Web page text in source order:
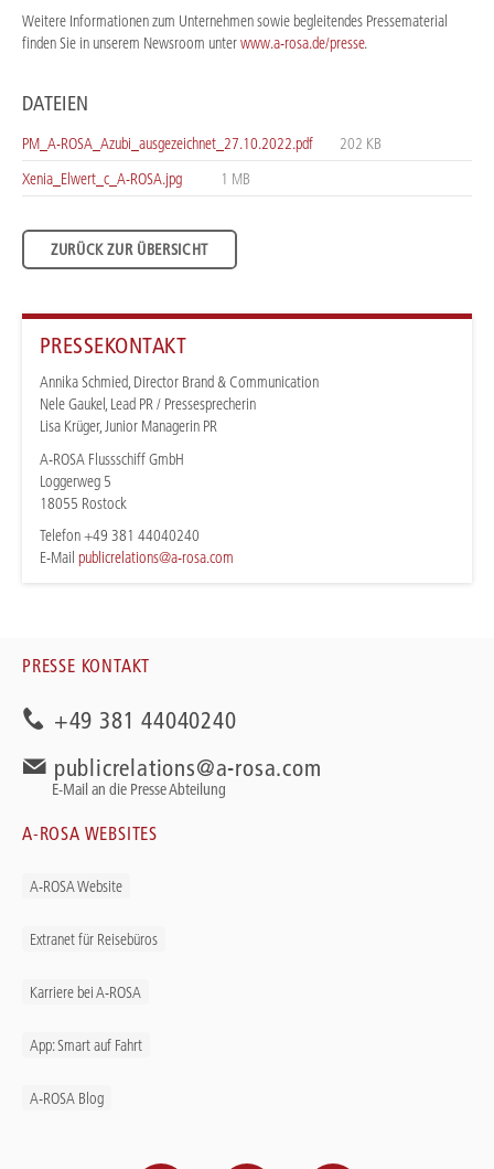
Weitere Informationen zum Unternehmen sowie begleitendes Pressematerial
finden Sie in unserem Newsroom unterwww.a-rosa.de/presse.
DATEIEN
PM_A-ROSA_Azubi_ausgezeichnet_27.10.2022.pdf
202 KB
Xenia_Elwert_c_A-ROSA.jpg
1 MB
ZURÜCK ZUR ÜBERSICHT
PRESSEKONTAKT
Annika Schmied, Director Brand & Communication
Nele Gaukel, Lead PR / Pressesprecherin
Lisa Krüger, Junior Managerin PR
A-ROSA Flussschiff GmbH
Loggerweg 5
18055 Rostock
Telefon +49 381 44040240
E-Mail publicrelations@a-rosa.com
PRESSE KONTAKT
+49 381 44040240
publicrelations@a-rosa.com
E-Mail an die Presse Abteilung
A-ROSA WEBSITES
A-ROSA Website
Extranet für Reisebüros
Karriere bei A-ROSA
App: Smart auf Fahrt
A-ROSA Blog